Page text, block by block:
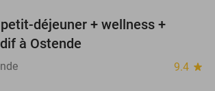
déjeuner + wellness +
à Ostende
9.4 star